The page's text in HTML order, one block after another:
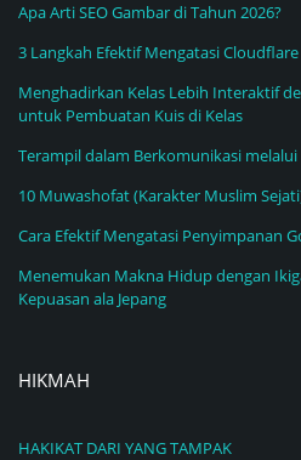
Apa Arti SEO Gambar di Tahun 2026?
3 Langkah Efektif Mengatasi
Menghadirkan Kelas Lebih Interaktif
untuk Pembuatan Kuis di Kelas
Terampil dalam Berkomunikasi melalui
10 Muwashofat (Karakter Muslim
Cara Efektif Mengatasi Penyimpanan
Menemukan Makna Hidup dengan
Kepuasan ala Jepang
HIKMAH
HAKIKAT DARI YANG TAMPAK